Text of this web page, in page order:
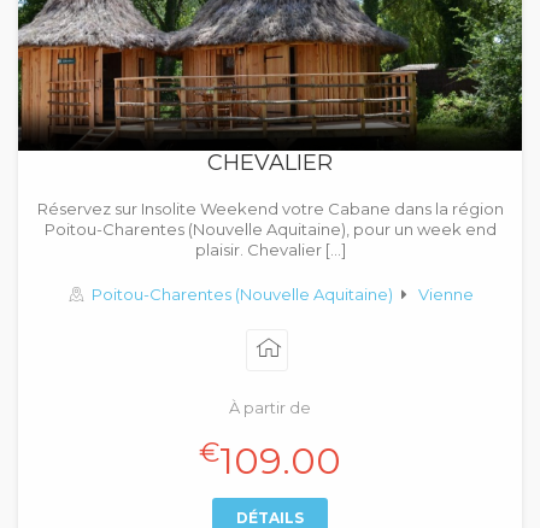
CHEVALIER
Réservez sur Insolite Weekend votre Cabane dans la région
Poitou-Charentes (Nouvelle Aquitaine), pour un week end
plaisir. Chevalier […]
Poitou-Charentes (Nouvelle Aquitaine) Vienne
À partir de
€109.00
DÉTAILS